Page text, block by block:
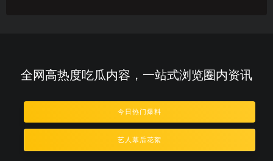
全网高热度吃瓜内容，一站式浏览圈内资讯
今日热门爆料
艺人幕后花絮